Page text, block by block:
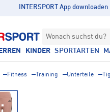
INTERSPORT App downloaden
Wonach suchst du?
KINDER SPORTARTEN
Fitness Training Unterteile